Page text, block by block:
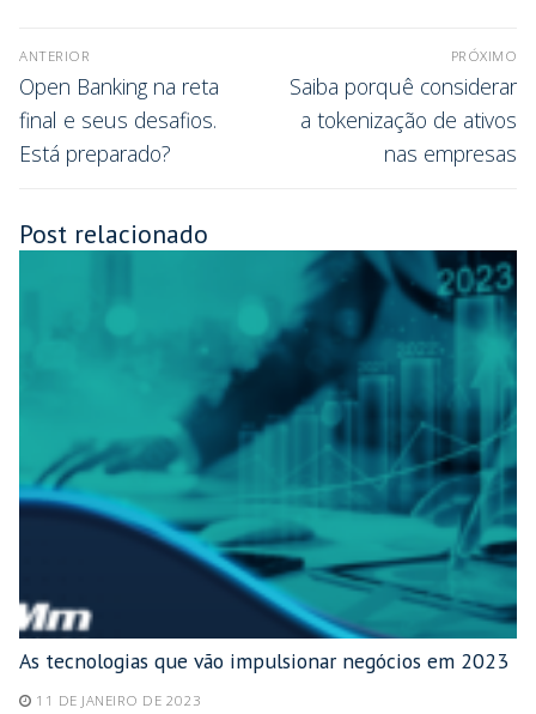
ANTERIOR
Open Banking na reta
final e seus desafios.
Está preparado?
PRÓXIMO
Saiba porquê considerar
a tokenização de ativos
nas empresas
Post relacionado
As tecnologias que vão impulsionar negócios em 2023
11 DE JANEIRO DE 2023